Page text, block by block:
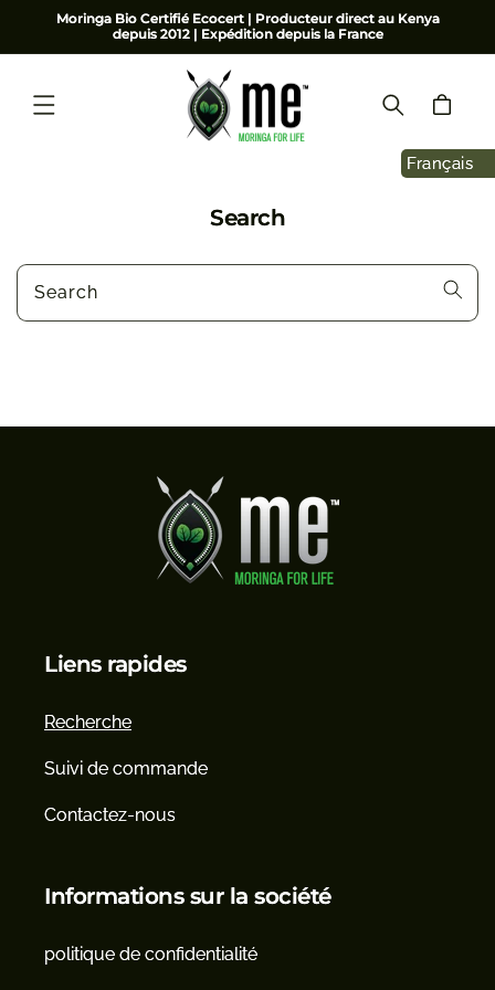
SKIP TO
Moringa Bio Certifié Ecocert | Producteur direct au Kenya
depuis 2012 | Expédition depuis la France
Cart
Search
Search
Liens rapides
Recherche
Suivi de commande
Contactez-nous
Informations sur la société
politique de confidentialité
Français